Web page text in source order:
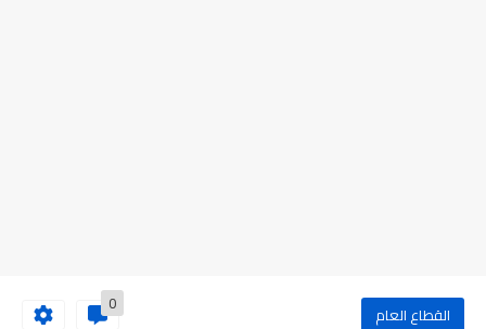
القطاع العام 0